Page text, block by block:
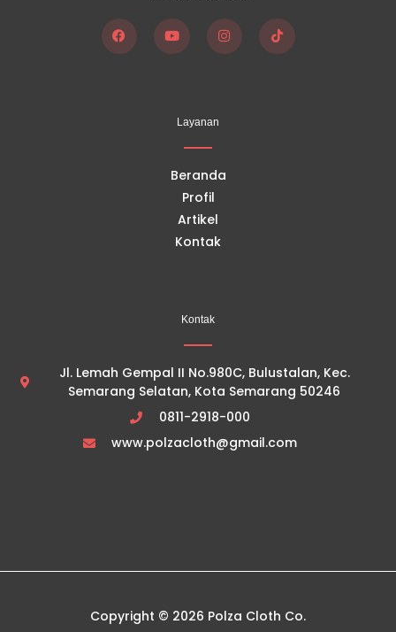
F
I
T
Layanan
Beranda
Profil
Artikel
Kontak
Kontak
Jl. Lemah Gempal II No.980C, Bulustalan, Kec.
Semarang Selatan, Kota Semarang 50246
0811-2918-000
www.polzacloth@gmail.com
Copyright © 2026 Polza Cloth Co.